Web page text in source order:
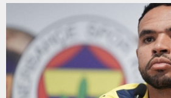
son 16 play-off turuna katılma hakkı...